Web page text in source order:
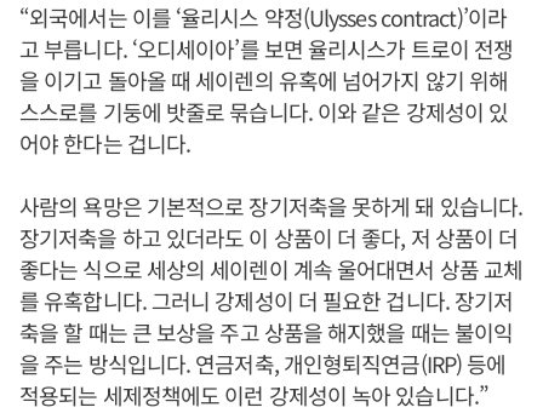
“외국에서는 이를 ‘율리시스 약정(Ulysses contract)’이라
고 부릅니다. ‘오디세이아’를 보면 율리시스가 트로이 전쟁
을 이기고 돌아올 때 세이렌의 유혹에 넘어가지 않기 위해
스스로를 기둥에 밧줄로 묶습니다. 이와 같은 강제성이 있
어야 한다는 겁니다.
사람의 욕망은 기본적으로 장기저축을 못하게 돼 있습니다.
장기저축을 하고 있더라도 이 상품이 더 좋다, 저 상품이 더
좋다는 식으로 세상의 세이렌이 계속 울어대면서 상품 교체
를 유혹합니다. 그러니 강제성이 더 필요한 겁니다. 장기저
축을 할 때는 큰 보상을 주고 상품을 해지했을 때는 불이익
을 주는 방식입니다. 연금저축, 개인형퇴직연금(IRP) 등에
적용되는 세제정책에도 이런 강제성이 녹아 있습니다.”